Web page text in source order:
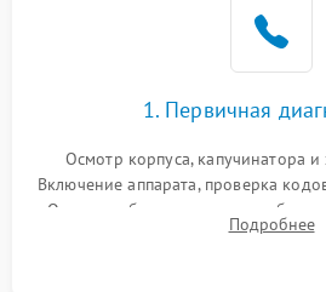
1. Первичная
Осмотр корпуса, капучинатора и
Включение аппарата, проверка
Оценка работы помпы, термоблока
Измерение температуры иПодробнее